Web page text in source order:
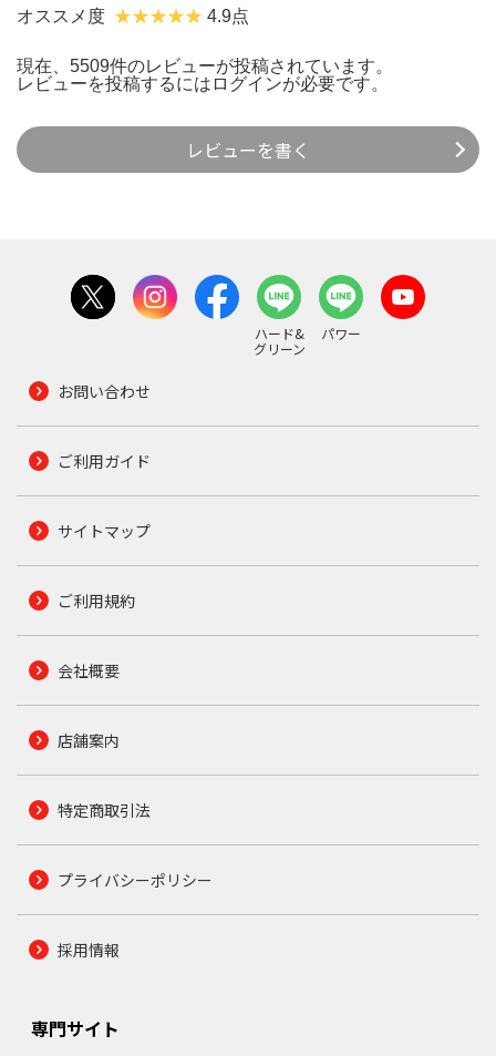
オススメ度 4.9点
現在、5509件のレビューが投稿されています。
レビューを投稿するには ログインが必要です。
レビューを書く
ハード&
グリーン
パワー
お問い合わせ
ご利用ガイド
サイトマップ
ご利用規約
会社概要
店舗案内
特定商取引法
プライバシーポリシー
採用情報
専門サイト